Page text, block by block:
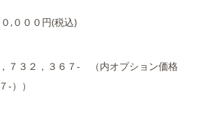
,０００円(税込)
７３２，３６７- （内オプション価格
-））